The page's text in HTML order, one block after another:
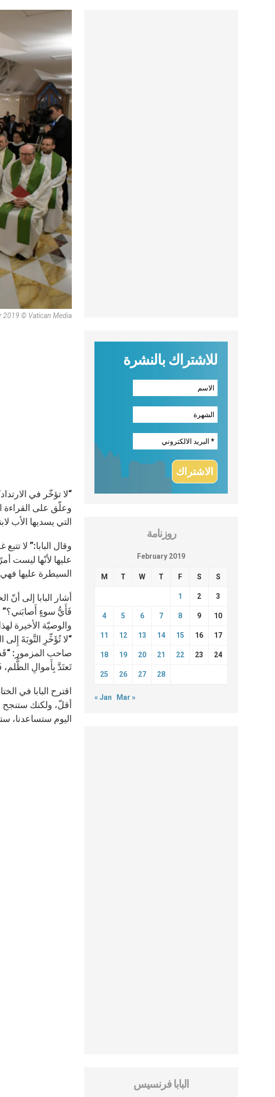
2019 © Vatican Media
وعلّق على القراءة
التي يسديها الأب
وقال البابا:” لا
عليها لأنّها ليست
السيطرة عليها
أشار البابا إلى
فَأَيُّ سوءٍ أَصابَني؟”
والوصيّة الأخيرة
“لا تُؤَخِّرِ التَّوبَةَ
صاحب المزمور: “قَد
تَعتَدَّ بِأَموالِ الظُّلم،
اقترح البابا في
أقلّ، ولكنك
اليوم ستساعدنا،
للاشتراك بالنشرة
روزنامة
February 2019
M T W T F S S
1 2 3
4 5 6 7 8 9 10
11 12 13 14 15 16 17
18 19 20 21 22 23 24
25 26 27 28
« Jan Mar »
البابا فرنسيس